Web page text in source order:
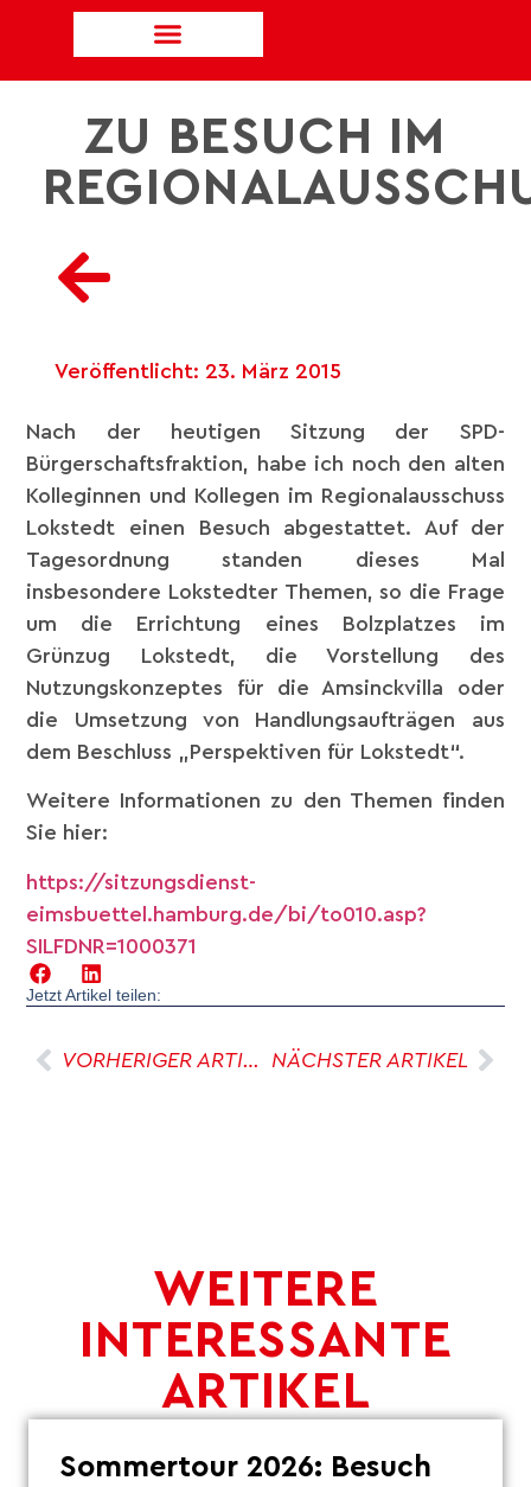
ZU BESUCH IM
Veröffentlicht: 23. März 2015
Nach der heutigen Sitzung der SPD-
Bürgerschaftsfraktion, habe ich noch den alten
Kolleginnen und Kollegen im Regionalausschuss
Lokstedt einen Besuch abgestattet. Auf der
Tagesordnung standen dieses Mal
insbesondere Lokstedter Themen, so die Frage
um die Errichtung eines Bolzplatzes im
Grünzug Lokstedt, die Vorstellung des
Nutzungskonzeptes für die Amsinckvilla oder
die Umsetzung von Handlungsaufträgen aus
dem Beschluss „Perspektiven für Lokstedt“.
Weitere Informationen zu den Themen finden
Sie hier:
https://sitzungsdienst-
eimsbuettel.hamburg.de/bi/to010.asp?
SILFDNR=1000371
Jetzt Artikel teilen:
VORHERIGER ARTIKEL NÄCHSTER ARTIKEL
WEITERE
INTERESSANTE
ARTIKEL
Sommertour 2026: Besuch